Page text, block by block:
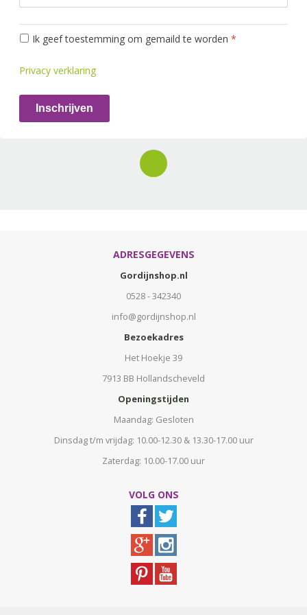
Ik geef toestemming om gemaild te worden *
Privacy verklaring
Inschrijven
ADRESGEGEVENS
Gordijnshop.nl
0528 - 342340
info@gordijnshop.nl
Bezoekadres
Het Hoekje 39
7913 BB Hollandscheveld
Openingstijden
Maandag: Gesloten
Dinsdag t/m vrijdag: 10.00-12.30 & 13.30-17.00 uur
Zaterdag: 10.00-17.00 uur
VOLG ONS